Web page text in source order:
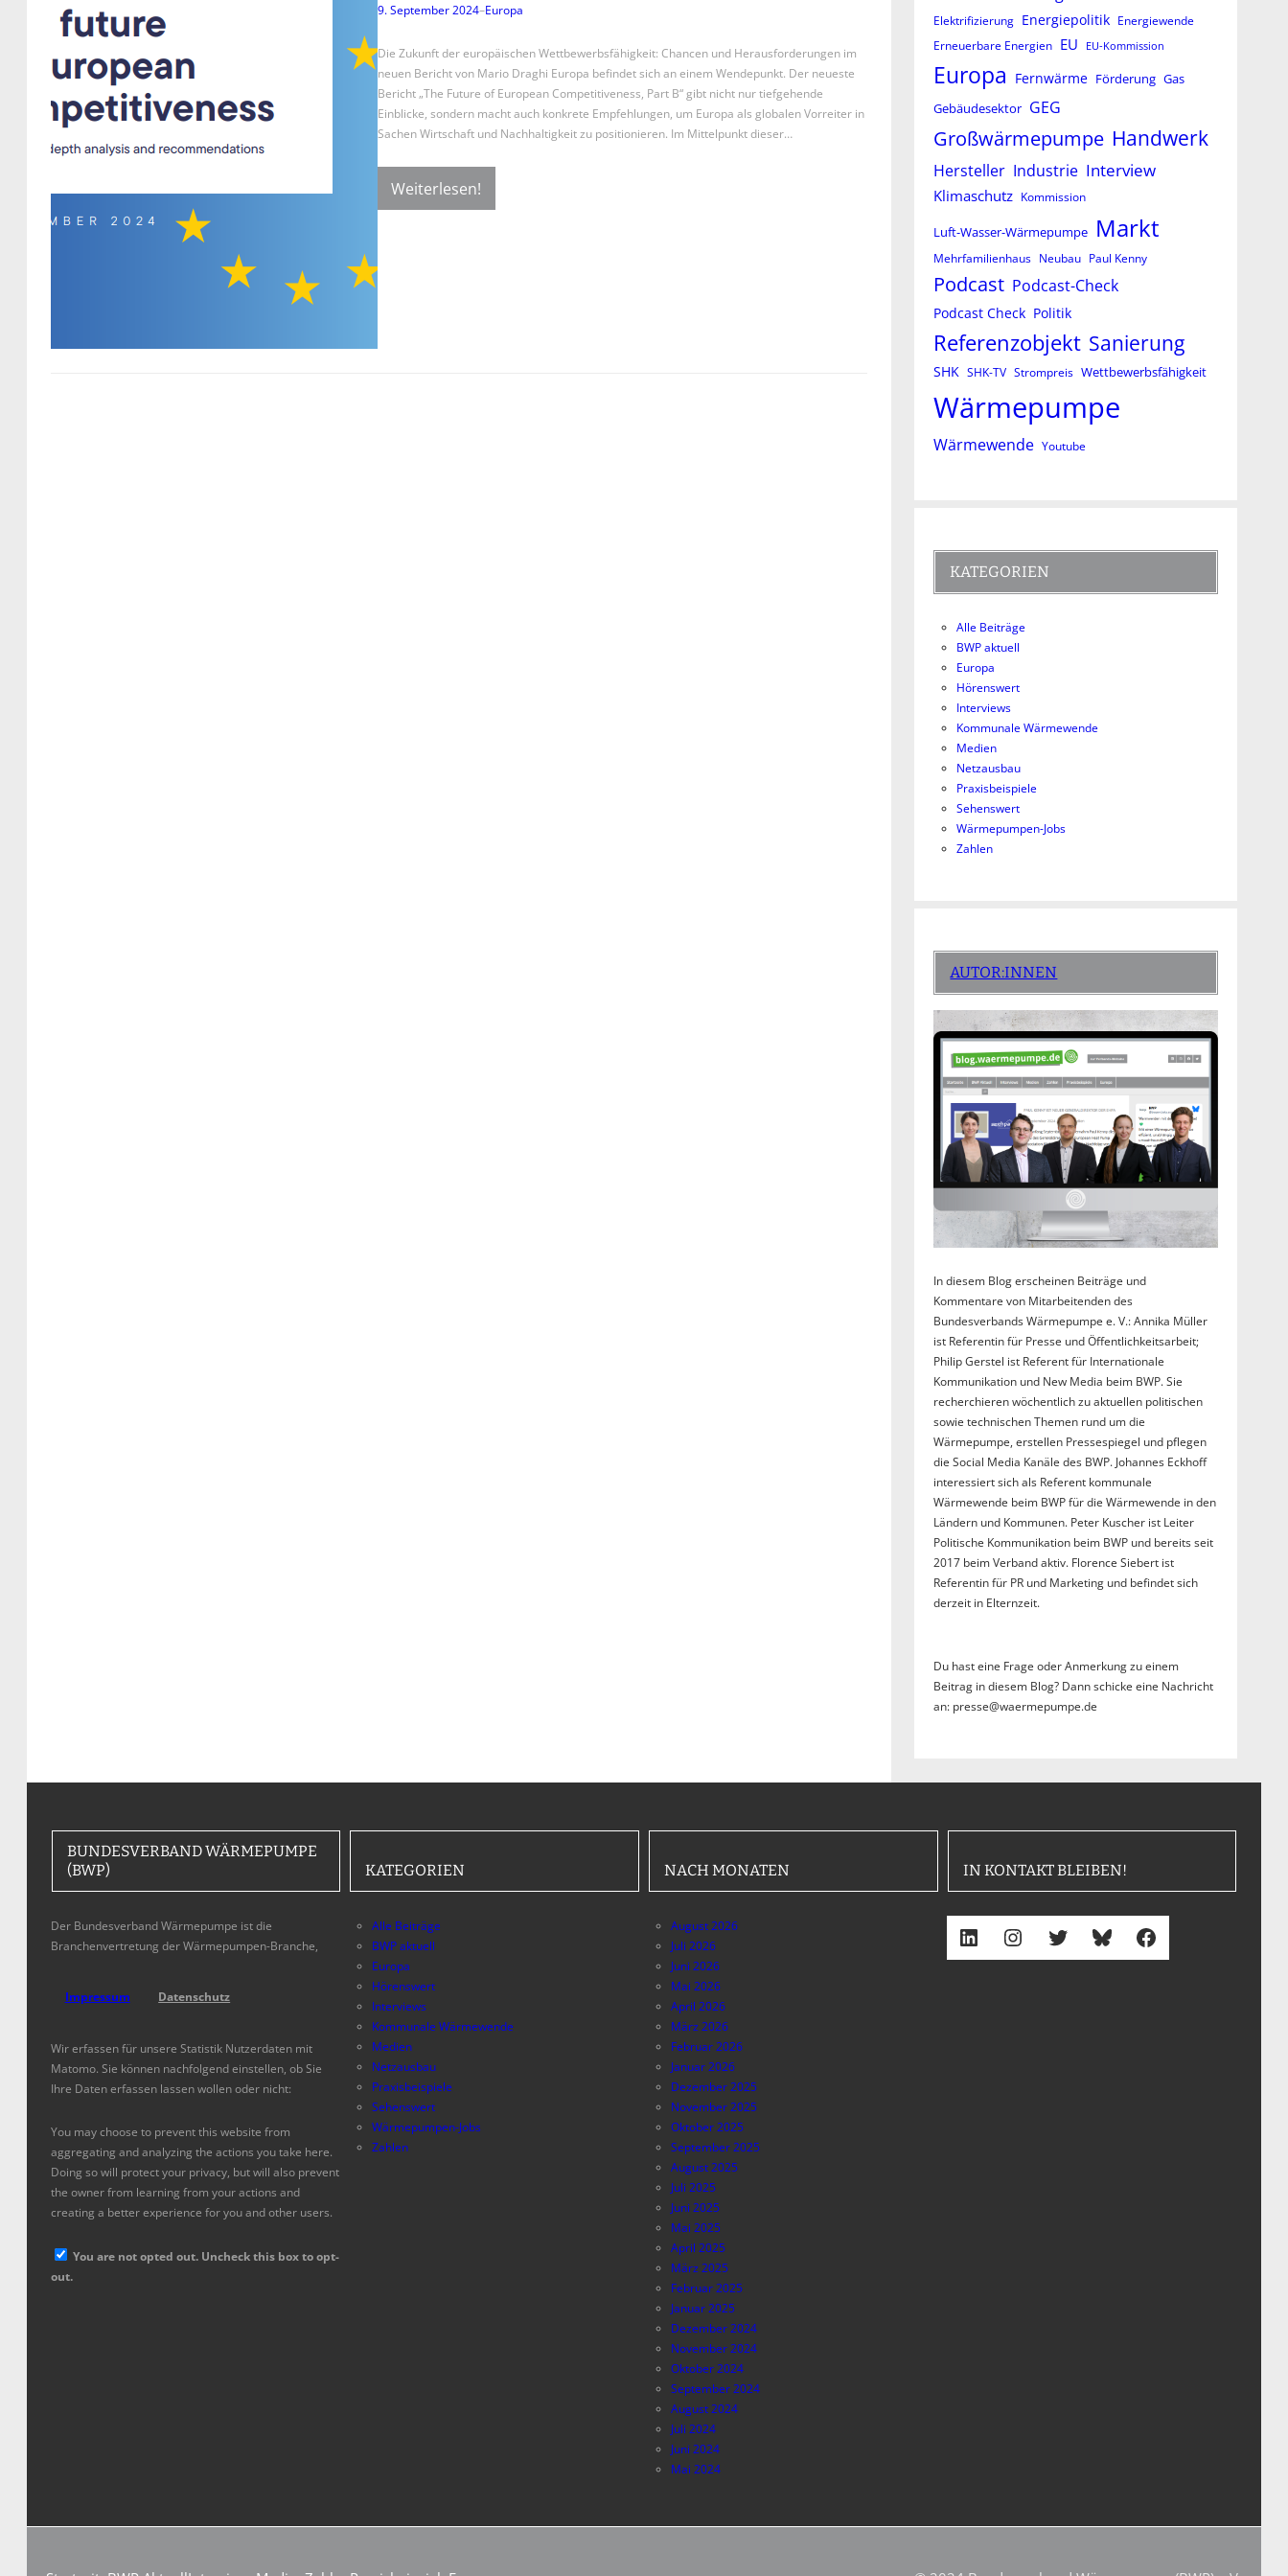
9. September 2024–Europa
Die Zukunft der europäischen Wettbewerbsfähigkeit: Chancen und Herausforderungen im
neuen Bericht von Mario Draghi Europa befindet sich an einem Wendepunkt. Der neueste
Bericht „The Future of European Competitiveness, Part B“ gibt nicht nur tiefgehende
Einblicke, sondern macht auch konkrete Empfehlungen, um Europa als globalen Vorreiter in
Sachen Wirtschaft und Nachhaltigkeit zu positionieren. Im Mittelpunkt dieser…
Weiterlesen!
Elektrifizierung Energiepolitik Energiewende
Erneuerbare Energien EU EU-Kommission
Europa Fernwärme Förderung Gas
Gebäudesektor GEG
Großwärmepumpe Handwerk
Hersteller Industrie Interview
Klimaschutz Kommission
Luft-Wasser-Wärmepumpe Markt
Mehrfamilienhaus Neubau Paul Kenny
Podcast Podcast-Check
Podcast Check Politik
Referenzobjekt Sanierung
SHK SHK-TV Strompreis Wettbewerbsfähigkeit
Wärmepumpe
Wärmewende Youtube
KATEGORIEN
Alle Beiträge
BWP aktuell
Europa
Hörenswert
Interviews
Kommunale Wärmewende
Medien
Netzausbau
Praxisbeispiele
Sehenswert
Wärmepumpen-Jobs
Zahlen
AUTOR:INNEN
In diesem Blog erscheinen Beiträge und
Kommentare von Mitarbeitenden des
Bundesverbands Wärmepumpe e. V.: Annika Müller
ist Referentin für Presse und Öffentlichkeitsarbeit;
Philip Gerstel ist Referent für Internationale
Kommunikation und New Media beim BWP. Sie
recherchieren wöchentlich zu aktuellen politischen
sowie technischen Themen rund um die
Wärmepumpe, erstellen Pressespiegel und pflegen
die Social Media Kanäle des BWP. Johannes Eckhoff
interessiert sich als Referent kommunale
Wärmewende beim BWP für die Wärmewende in den
Ländern und Kommunen. Peter Kuscher ist Leiter
Politische Kommunikation beim BWP und bereits seit
2017 beim Verband aktiv. Florence Siebert ist
Referentin für PR und Marketing und befindet sich
derzeit in Elternzeit.
Du hast eine Frage oder Anmerkung zu einem
Beitrag in diesem Blog? Dann schicke eine Nachricht
an: presse@waermepumpe.de
BUNDESVERBAND WÄRMEPUMPE
(BWP)
Der Bundesverband Wärmepumpe ist die
Branchenvertretung der Wärmepumpen-Branche,
Impressum Datenschutz
Wir erfassen für unsere Statistik Nutzerdaten mit
Matomo. Sie können nachfolgend einstellen, ob Sie
Ihre Daten erfassen lassen wollen oder nicht:
You may choose to prevent this website from
aggregating and analyzing the actions you take here.
Doing so will protect your privacy, but will also prevent
the owner from learning from your actions and
creating a better experience for you and other users.
You are not opted out. Uncheck this box to opt-
out.
KATEGORIEN
Alle Beiträge
BWP aktuell
Europa
Hörenswert
Interviews
Kommunale Wärmewende
Medien
Netzausbau
Praxisbeispiele
Sehenswert
Wärmepumpen-Jobs
Zahlen
NACH MONATEN
August 2026
Juli 2026
Juni 2026
Mai 2026
April 2026
März 2026
Februar 2026
Januar 2026
Dezember 2025
November 2025
Oktober 2025
September 2025
August 2025
Juli 2025
Juni 2025
Mai 2025
April 2025
März 2025
Februar 2025
Januar 2025
Dezember 2024
November 2024
Oktober 2024
September 2024
August 2024
Juli 2024
Juni 2024
Mai 2024
IN KONTAKT BLEIBEN!
LinkedIn Instagram Twitter Bluesky Facebook